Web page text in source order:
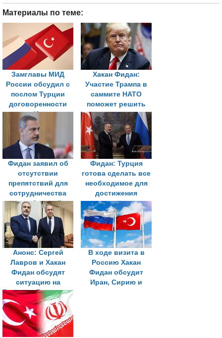
Материалы по теме:
Замглавы МИД
России обсудил с
послом Турции
договоренности
между Ираном и
США
Хакан Фидан:
Участие Трампа в
саммите НАТО
поможет решить
важные вопросы
альянса
Фидан заявил об
отсутствии
препятствий для
сотрудничества
между Анкарой и
Москвой
Фидан: Турция
готова сделать все
необходимое для
достижения
мирного решения
по Украине
Анонс: Сергей
Лавров и Хакан
Фидан обсудят
ситуацию на
Ближнем Востоке, в
Черноморском
регионе и
Закавказье
В ходе визита в
Россию Хакан
Фидан обсудит
Иран, Сирию и